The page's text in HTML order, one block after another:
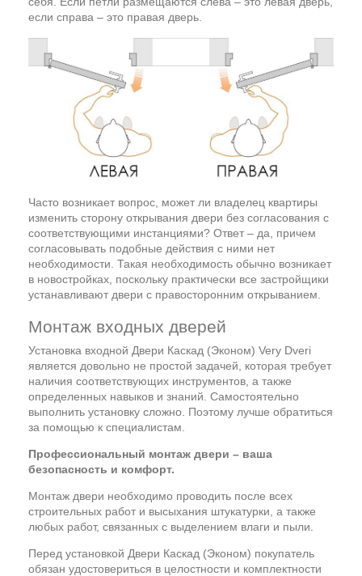
если справа – это правая дверь.
Часто возникает вопрос, может ли владелец квартиры
изменить сторону открывания двери без согласования с
соответствующими инстанциями? Ответ – да, причем
согласовывать подобные действия с ними нет
необходимости. Такая необходимость обычно возникает
в новостройках, поскольку практически все застройщики
устанавливают двери с правосторонним открыванием.
Монтаж входных дверей
Установка входной Двери Каскад (Эконом) Very Dveri
является довольно не простой задачей, которая требует
наличия соответствующих инструментов, а также
определенных навыков и знаний. Самостоятельно
выполнить установку сложно. Поэтому лучше обратиться
за помощью к специалистам.
Профессиональный монтаж двери – ваша
безопасность и комфорт.
Монтаж двери необходимо проводить после всех
строительных работ и высыхания штукатурки, а также
любых работ, связанных с выделением влаги и пыли.
Перед установкой Двери Каскад (Эконом) покупатель
обязан удостовериться в целостности и комплектности